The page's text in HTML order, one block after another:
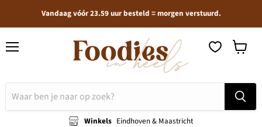
Vandaag vóór 23.59 uur besteld = morgen verstuurd.
Winkels Eindhoven & Maastricht